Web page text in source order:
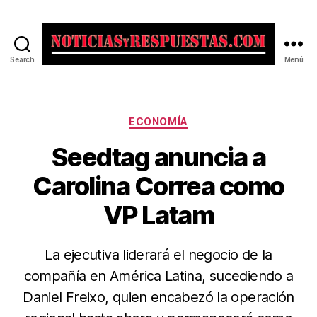
Search Menú
Categorías
ECONOMÍA
Seedtag anuncia a
Carolina Correa como
VP Latam
La ejecutiva liderará el negocio de la
compañía en América Latina, sucediendo a
Daniel Freixo, quien encabezó la operación